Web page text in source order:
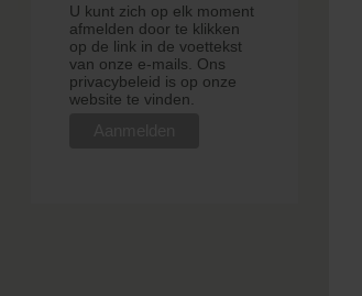
U kunt zich op elk moment
afmelden door te klikken
op de link in de voettekst
van onze e-mails. Ons
privacybeleid is op onze
website te vinden.